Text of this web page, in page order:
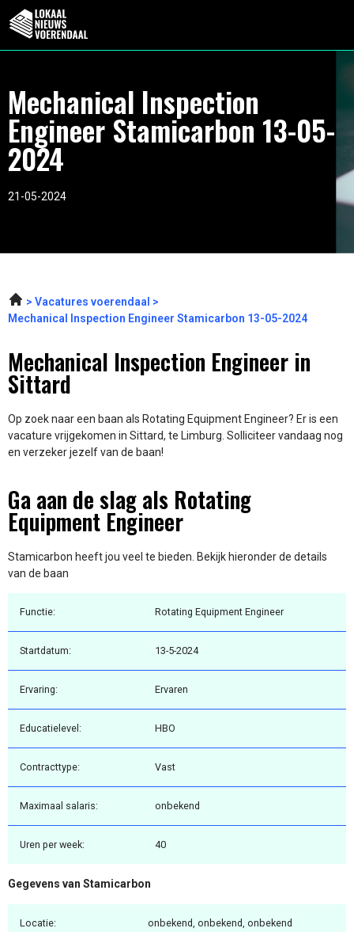
Mechanical Inspection
Engineer Stamicarbon 13-05-
2024
21-05-2024
Vacatures voerendaal
Mechanical Inspection Engineer Stamicarbon 13-05-2024
Mechanical Inspection Engineer in
Sittard
Op zoek naar een baan als Rotating Equipment Engineer? Er is een
vacature vrijgekomen in Sittard, te Limburg. Solliciteer vandaag nog
en verzeker jezelf van de baan!
Ga aan de slag als Rotating
Equipment Engineer
Stamicarbon heeft jou veel te bieden. Bekijk hieronder de details
van de baan
Functie: Rotating Equipment Engineer
Startdatum: 13-5-2024
Ervaring: Ervaren
Educatielevel: HBO
Contracttype: Vast
Maximaal salaris: onbekend
Uren per week: 40
Gegevens van Stamicarbon
Locatie: onbekend, onbekend, onbekend